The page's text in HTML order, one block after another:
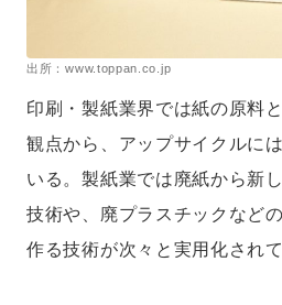
出所：www.toppan.co.jp
印刷・製紙業界では紙の原料
観点から、アップサイクルに
いる。製紙業では廃紙から新
技術や、廃プラスチックなど
作る技術が次々と実用化されて